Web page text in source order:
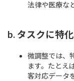
法律や医療な
b. タスクに特
微調整では、
ます。たとえ
客対応データ